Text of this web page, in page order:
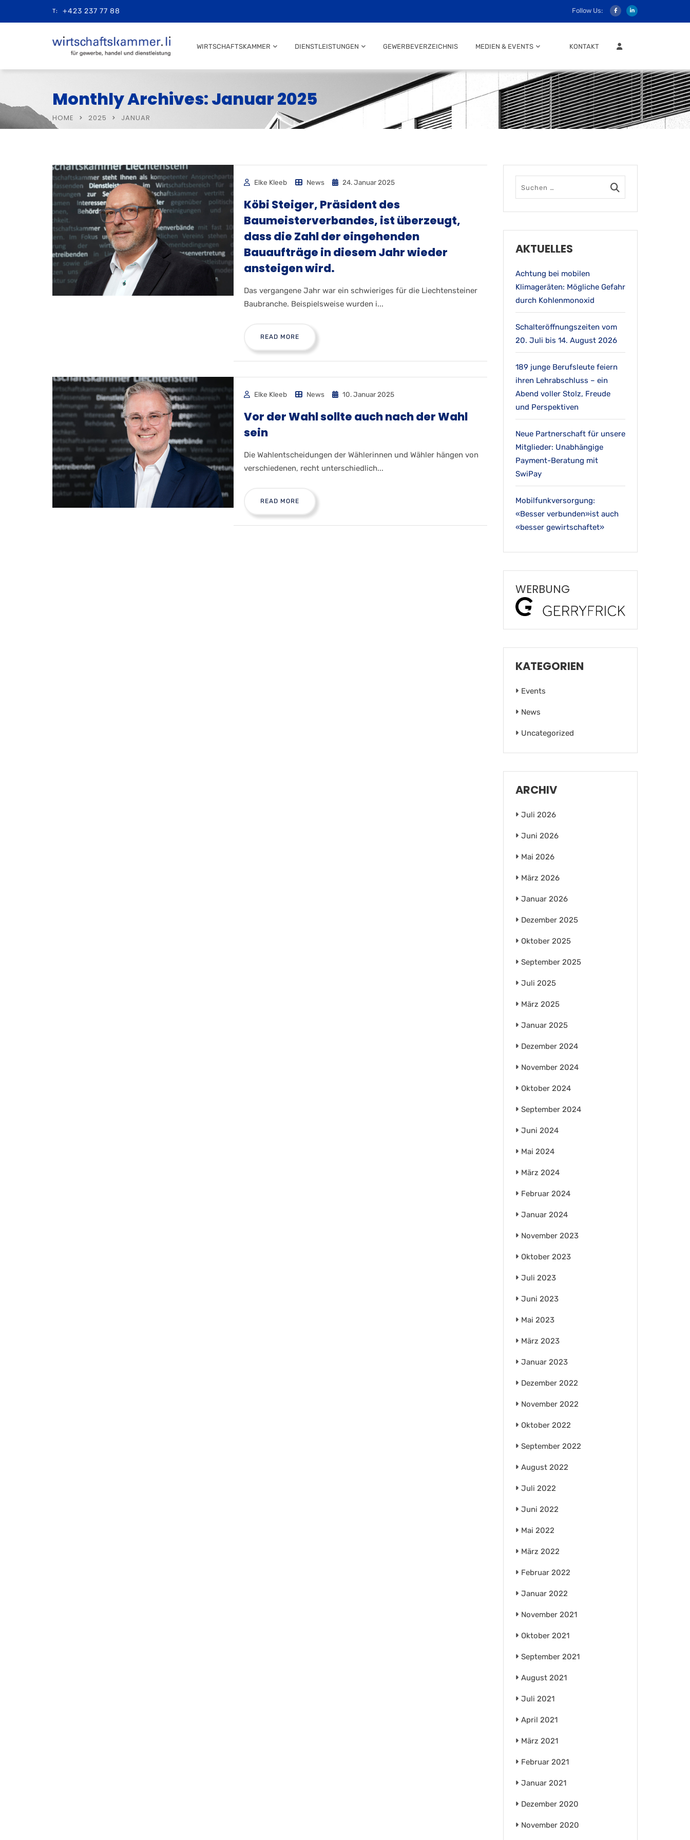
T: +423 237 77 88 Follow Us:
WIRTSCHAFTSKAMMER DIENSTLEISTUNGEN GEWERBEVERZEICHNIS MEDIEN & EVENTS KONTAKT MITGLIEDER LOGIN
Monthly Archives: Januar 2025
HOME 2025 JANUAR
Elke Kleeb News 24. Januar 2025
Köbi Steiger, Präsident des
Baumeisterverbandes, ist überzeugt,
dass die Zahl der eingehenden
Bauaufträge in diesem Jahr wieder
ansteigen wird.
Das vergangene Jahr war ein schwieriges für die Liechtensteiner
Baubranche. Beispielsweise wurden i...
READ MORE
Elke Kleeb News 10. Januar 2025
Vor der Wahl sollte auch nach der Wahl
sein
Die Wahlentscheidungen der Wählerinnen und Wähler hängen von
verschiedenen, recht unterschiedlich...
READ MORE
AKTUELLES
Achtung bei mobilen
Klimageräten: Mögliche Gefahr
durch Kohlenmonoxid
Schalteröffnungszeiten vom
20. Juli bis 14. August 2026
189 junge Berufsleute feiern
ihren Lehrabschluss – ein
Abend voller Stolz, Freude
und Perspektiven
Neue Partnerschaft für unsere
Mitglieder: Unabhängige
Payment-Beratung mit
SwiPay
Mobilfunkversorgung:
«Besser verbunden»ist auch
«besser gewirtschaftet»
WERBUNG
KATEGORIEN
Events
News
Uncategorized
ARCHIV
Juli 2026
Juni 2026
Mai 2026
März 2026
Januar 2026
Dezember 2025
Oktober 2025
September 2025
Juli 2025
März 2025
Januar 2025
Dezember 2024
November 2024
Oktober 2024
September 2024
Juni 2024
Mai 2024
März 2024
Februar 2024
Januar 2024
November 2023
Oktober 2023
Juli 2023
Juni 2023
Mai 2023
März 2023
Januar 2023
Dezember 2022
November 2022
Oktober 2022
September 2022
August 2022
Juli 2022
Juni 2022
Mai 2022
März 2022
Februar 2022
Januar 2022
November 2021
Oktober 2021
September 2021
August 2021
Juli 2021
April 2021
März 2021
Februar 2021
Januar 2021
Dezember 2020
November 2020